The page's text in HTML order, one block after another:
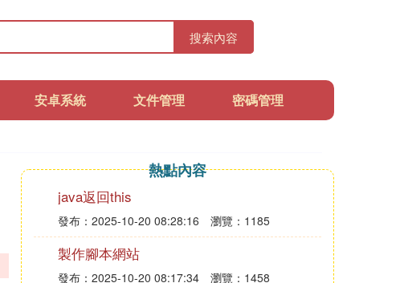
搜索內容
安卓系統 文件管理 密碼管理
熱點內容
java返回this
發布：2025-10-20 08:28:16 瀏覽：1185
製作腳本網站
發布：2025-10-20 08:17:34 瀏覽：1458